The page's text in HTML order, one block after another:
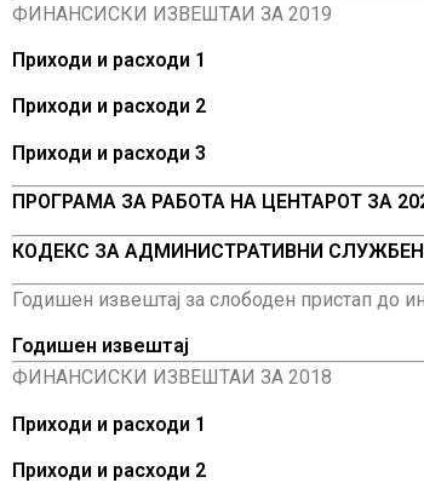
ФИНАНСИСКИ ИЗВЕШТАИ ЗА 2019
Приходи и расходи 1
Приходи и расходи 2
Приходи и расходи 3
ПРОГРАМА ЗА РАБОТА НА ЦЕНТАРОТ ЗА
КОДЕКС ЗА АДМИНИСТРАТИВНИ
Годишен извештај за слободен пристап до
Годишен извештај
ФИНАНСИСКИ ИЗВЕШТАИ ЗА 2018
Приходи и расходи 1
Приходи и расходи 2